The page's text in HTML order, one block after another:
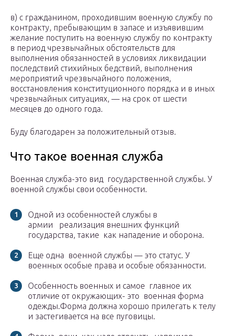
в) с гражданином, проходившим военную службу по
контракту, пребывающим в запасе и изъявившим
желание поступить на военную службу по контракту
в период чрезвычайных обстоятельств для
выполнения обязанностей в условиях ликвидации
последствий стихийных бедствий, выполнения
мероприятий чрезвычайного положения,
восстановления конституционного порядка и в иных
чрезвычайных ситуациях, — на срок от шести
месяцев до одного года.
Буду благодарен за положительный отзыв.
Что такое военная служба
Военная служба-это вид государственной службы. У
военной службы свои особенности.
Одной из особенностей службы в
армии реализация внешних функций
государства, такие как нападение и оборона.
Еще одна военной службы — это статус. У
военных особые права и особые обязанности.
Особенность военных и самое главное их
отличие от окружающих- это военная форма
одежды.Форма должна хорошо прилегать к телу
и застегивается на все пуговицы.